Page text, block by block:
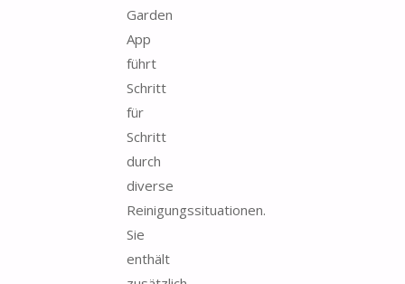
Garden
App
führt
Schritt
für
Schritt
durch
diverse
Reinigungssituationen.
Sie
enthält